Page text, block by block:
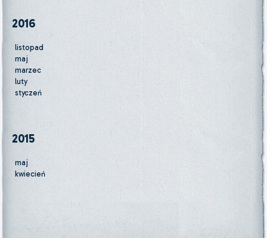
2016
listopad
maj
marzec
luty
styczeń
2015
maj
kwiecień